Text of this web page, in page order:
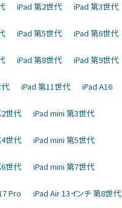
iPad 第2世代 iPad 第3世代
iPad 第5世代 iPad 第6世代
iPad 第8世代 iPad 第9世代
iPad 第11世代 iPad A16
世代 iPad mini 第3世代
世代 iPad mini 第5世代
世代 iPad mini 第7世代
Pro iPad Air 13インチ 第8世代